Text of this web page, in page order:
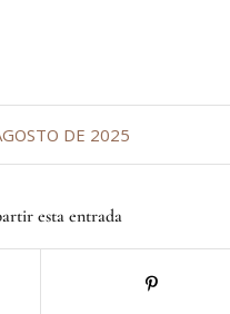
DE 2025
esta entrada